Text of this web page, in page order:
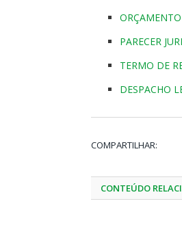
ORÇAMENTO
PARECER
TERMO DE
DESPACHO
COMPARTILHAR:
CONTEÚDO